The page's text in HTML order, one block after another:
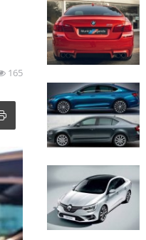
165